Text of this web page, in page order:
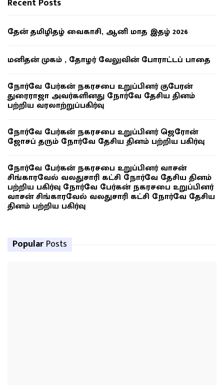
Recent Posts
தேன் தமிழிதழ் வைகாசி, ஆனி மாத இதழ் 2026
மனிதன் முகம் , தோழர் வேலுவின் போராட்டப் பாதை
நோர்வே பேர்கன் நகரசபை உறுப்பினர் குபேரன்
துரைராஜா அவர்களினது நோர்வே தேசிய தினம்
பற்றிய வரலாற்றுப்பகிர்வு
நோர்வே பேர்கன் நகரசபை உறுப்பினர் ஜெரோன்
ஜோசப் தரும் நோர்வே தேசிய தினம் பற்றிய பகிர்வு
நோர்வே பேர்கன் நகரசபை உறுப்பினர் வாசன்
சிங்காரவேல் வலதுசாரி கட்சி நோர்வே தேசிய தினம்
பற்றிய பகிர்வு நோர்வே பேர்கன் நகரசபை உறுப்பினர்
வாசன் சிங்காரவேல் வலதுசாரி கட்சி நோர்வே தேசிய
தினம் பற்றிய பகிர்வு
Popular Posts